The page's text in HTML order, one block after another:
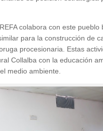
colabora con este
para la construcción de
procesionaria. Estas
Collalba con la educación
medio ambiente.